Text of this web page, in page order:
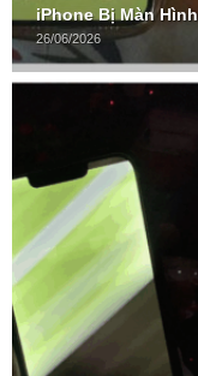
iPhone Bị Màn
26/06/2026